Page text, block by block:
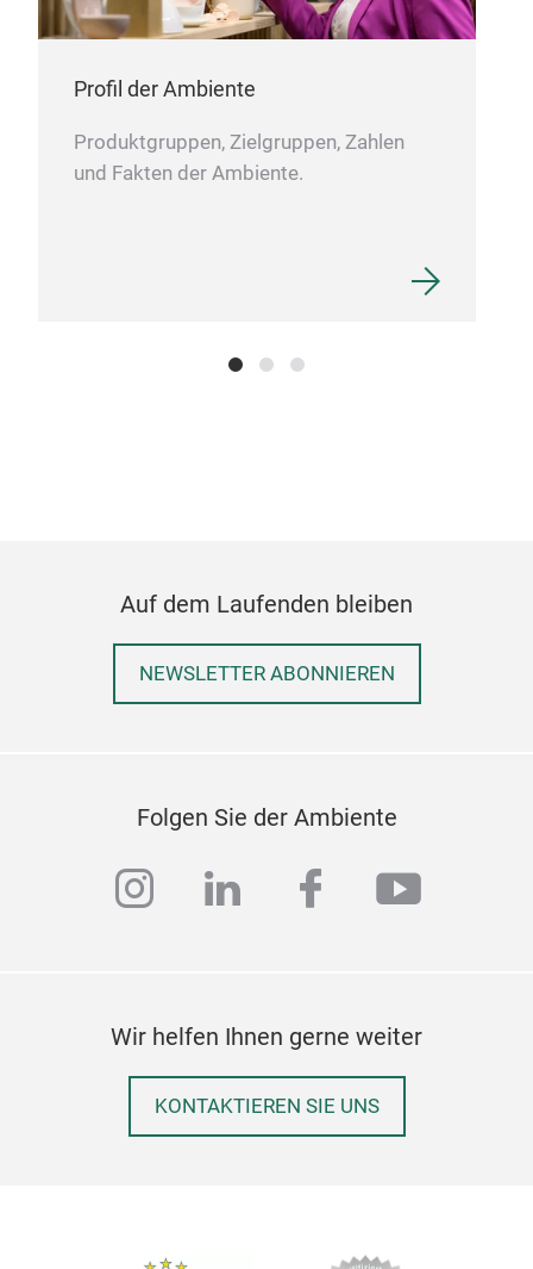
Profil der Ambiente
Produktgruppen, Zielgruppen, Zahlen
und Fakten der Ambiente.
Auf dem Laufenden bleiben
NEWSLETTER ABONNIEREN
Folgen Sie der Ambiente
instagram
linkedinfacebook
Wir helfen Ihnen gerne weiter
KONTAKTIEREN SIE UNS